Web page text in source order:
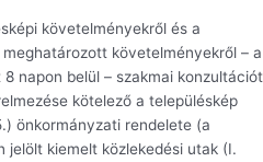
követelményekről és a
követelményekről – a
napon belül – szakmai konzultációt
kötelező a településkép
önkormányzati rendelete (a
jelölt kiemelt közlekedési utak (I.